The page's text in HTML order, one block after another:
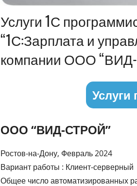
Информация
Услуги 1С
“1С:Зарплата и
компании ООО
ООО “ВИД-СТРОЙ”
Ростов-на-Дону, Февраль 2024
Вариант работы : Клиент-серверный
Общее число автоматизированных